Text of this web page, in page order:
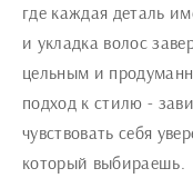
где каждая деталь
и укладка волос
цельным и
подход к стилю -
чувствовать себя
который выбираешь.